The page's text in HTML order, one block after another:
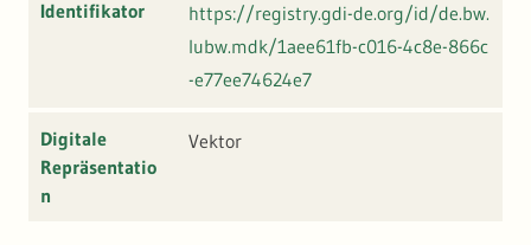
Identifikator
https://registry.gdi-de.org/id/de.bw.
lubw.mdk/1aee61fb-c016-4c8e-866c
-e77ee74624e7
Digitale
Repräsentatio
n
Vektor